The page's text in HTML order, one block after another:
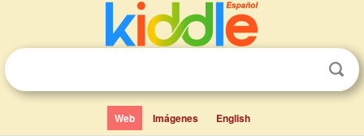
Web Imágenes English